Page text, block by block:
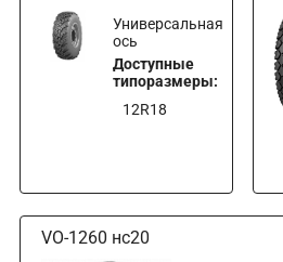
Универсальная
ось
Доступные
типоразмеры:
12R18
VO-1260 нс20